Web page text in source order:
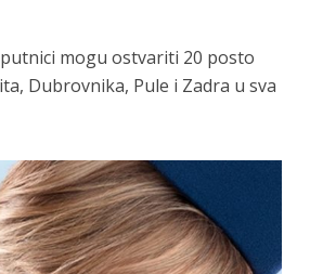
mogu ostvariti 20 posto
Dubrovnika, Pule i Zadra u sva